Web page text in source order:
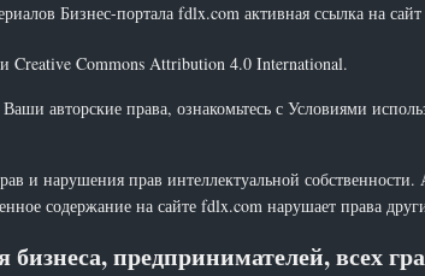
Бизнес-портала fdlx.com активная ссылка на сайт
Creative Commons Attribution 4.0 International.
авторские права, ознакомьтесь с Условиями
и нарушения прав интеллектуальной собственности.
содержание на сайте fdlx.com нарушает права
бизнеса, предпринимателей, всех